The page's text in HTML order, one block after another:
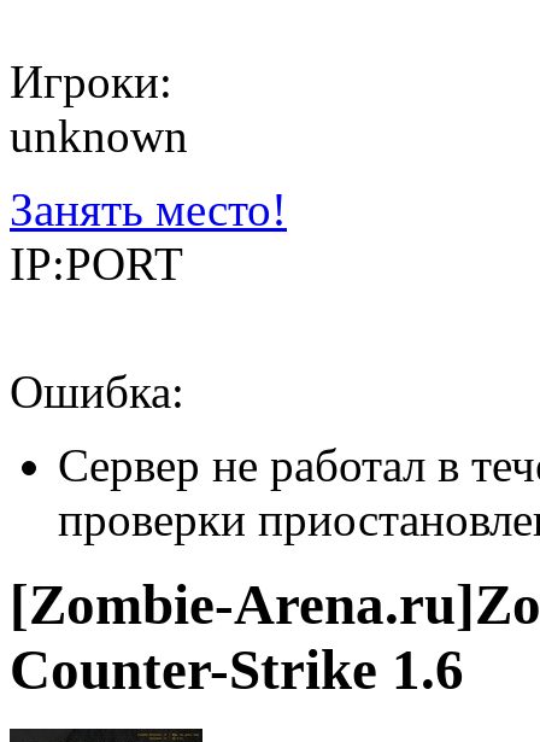
Игроки:
unknown
Занять место!
IP:PORT
Ошибка:
Сервер не работал в
проверки
[Zombie-
Counter-Strike 1.6